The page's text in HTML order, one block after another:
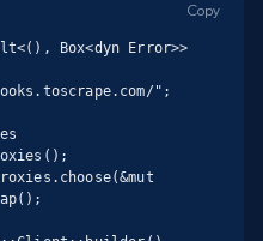
Box<dyn Error>>
Copy